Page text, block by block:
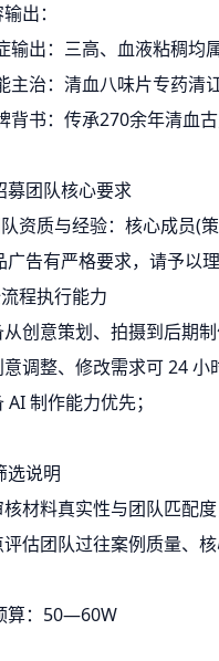
出：
输出：三高、血液粘稠均
主治：清血八味片专药清
背书：传承270余年清血古
募团队核心要求
资质与经验：核心成员(
广告有严格要求，请予以理
程执行能力
创意策划、拍摄到后期制
调整、修改需求可 24 小
AI 制作能力优先；
选说明
材料真实性与团队匹配
估团队过往案例质量、
算：50—60W